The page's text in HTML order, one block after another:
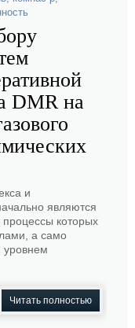
DMR на
и
являются
которых
а само
уровнем
Читать полностью